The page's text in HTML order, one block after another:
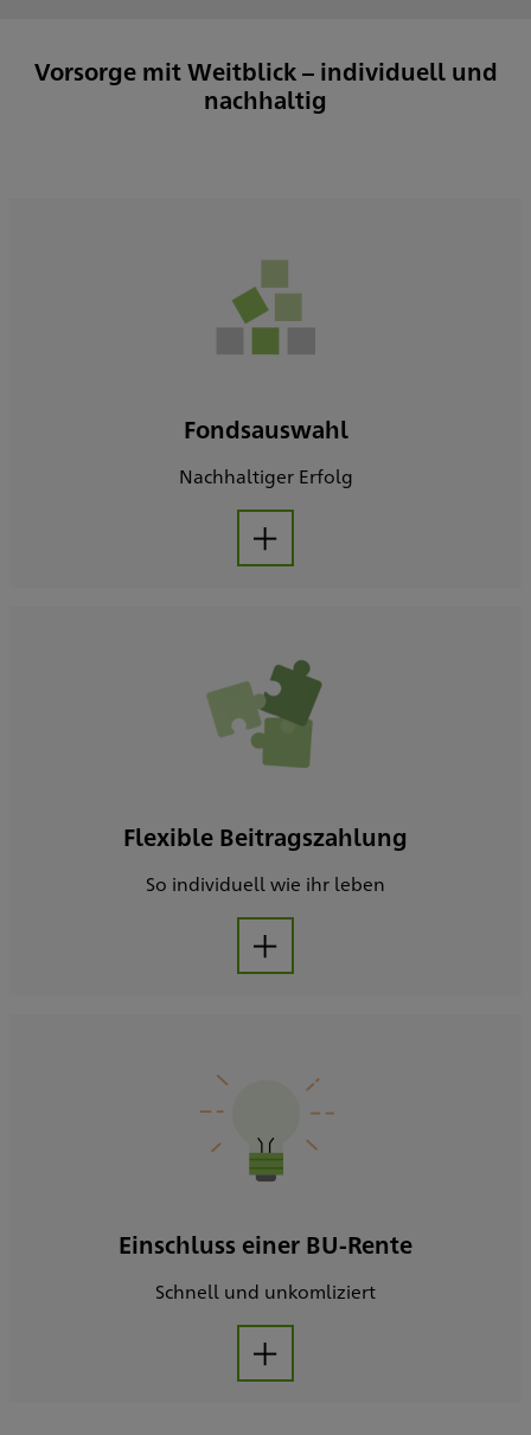
Vorsorge mit Weitblick – individuell und
nachhaltig
Fondsauswahl
Nachhaltiger Erfolg
Aufklappen
Flexible Beitragszahlung
So individuell wie ihr leben
Aufklappen
Einschluss einer BU-Rente
Schnell und unkomliziert